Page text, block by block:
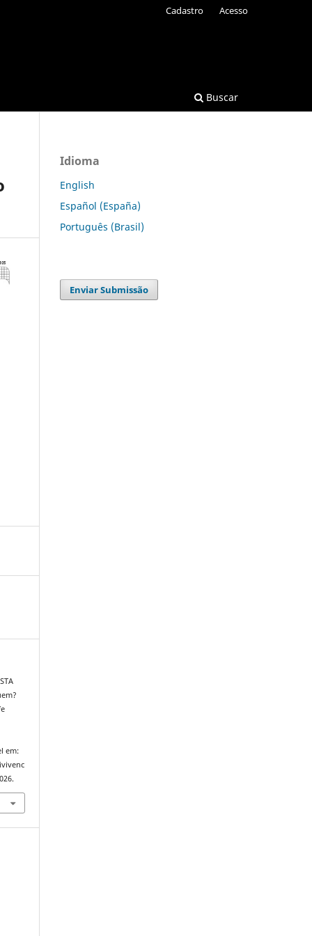
Buscar
Cadastro Acesso
em:
Idioma
English
Español (España)
Português (Brasil)
Enviar Submissão